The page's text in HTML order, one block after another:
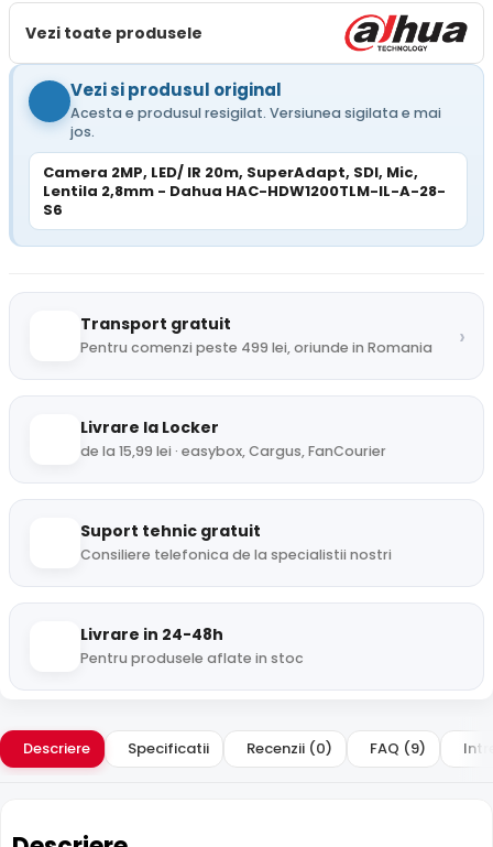
Vezi toate produsele
Vezi si produsul original
Acesta e produsul resigilat. Versiunea sigilata e mai
jos.
Camera 2MP, LED/ IR 20m, SuperAdapt, SDI, Mic,
Lentila 2,8mm - Dahua HAC-HDW1200TLM-IL-A-28-
S6
Transport gratuit
Pentru comenzi peste 499 lei, oriunde in Romania ›
Livrare la Locker
de la 15,99 lei · easybox, Cargus, FanCourier
Suport tehnic gratuit
Consiliere telefonica de la specialistii nostri
Livrare in 24-48h
Pentru produsele aflate in stoc
Descriere Specificatii Recenzii (0) FAQ (9)